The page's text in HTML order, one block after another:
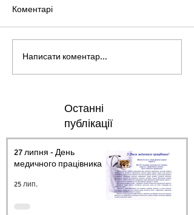
Коментарі
Написати коментар...
Останні
публікації
27 липня - День
медичного працівника.
25 лип.